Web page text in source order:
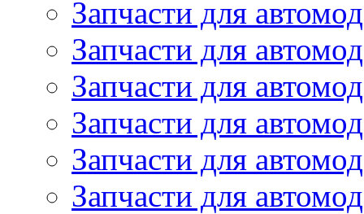
Запчасти для
Запчасти для
Запчасти для
Запчасти для
Запчасти для
Запчасти для